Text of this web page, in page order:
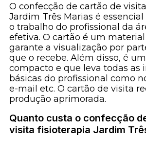
O confecção de cartão de
Jardim Três Marias é
o trabalho do profissional da
efetiva. O cartão é um
garante a visualização por
que o recebe. Além disso, é
compacto e que leva todas as
básicas do profissional como
e-mail etc. O cartão de visita
produção aprimorada.
Quanto custa o confecção
visita fisioterapia Jardim